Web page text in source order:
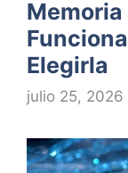
Memoria
Elegirla
julio 25, 2026